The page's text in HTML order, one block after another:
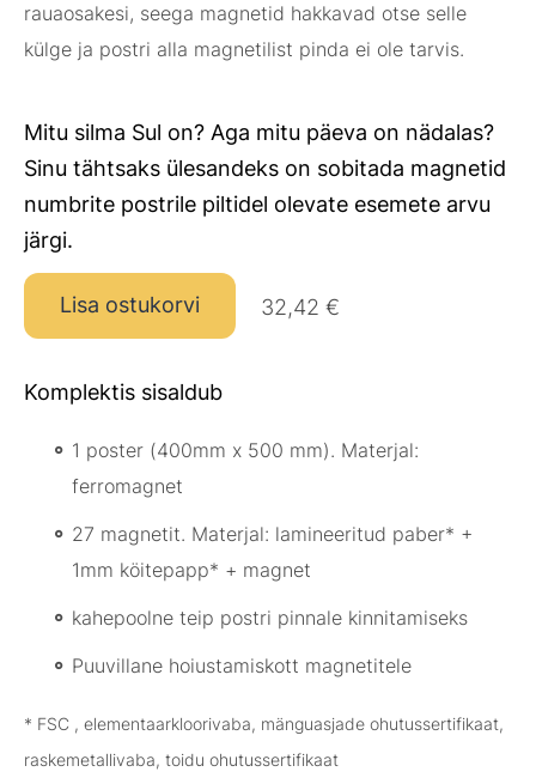
rauaosakesi, seega magnetid hakkavad otse selle
külge ja postri alla magnetilist pinda ei ole tarvis.
Mitu silma Sul on? Aga mitu päeva on nädalas?
Sinu tähtsaks ülesandeks on sobitada magnetid
numbrite postrile piltidel olevate esemete arvu
järgi.
Lisa ostukorvi 32,42 €
Komplektis sisaldub
1 poster (400mm x 500 mm). Materjal:
ferromagnet
27 magnetit. Materjal: lamineeritud paber* +
1mm köitepapp* + magnet
kahepoolne teip postri pinnale kinnitamiseks
Puuvillane hoiustamiskott magnetitele
* FSC , elementaarkloorivaba, mänguasjade ohutussertifikaat,
raskemetallivaba, toidu ohutussertifikaat